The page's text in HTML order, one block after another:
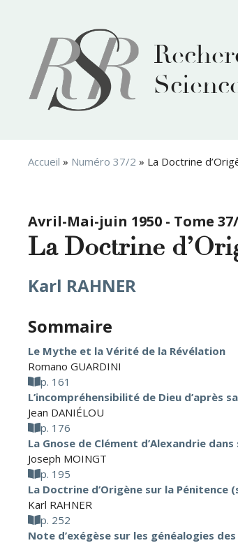
Accueil » Numéro 37/2 » La Doctrine
Avril-Mai-juin 1950 - Tome
La Doctrine
Karl RAHNER
Sommaire
Le Mythe et la Vérité de la Révélation
Romano GUARDINI
p. 161
L’incompréhensibilité de Dieu d’après
Jean DANIÉLOU
p. 176
La Gnose de Clément d’Alexandrie
Joseph MOINGT
p. 195
La Doctrine d’Origène sur la Pénitence
Karl RAHNER
p. 252
Note d’exégèse sur les généalogies